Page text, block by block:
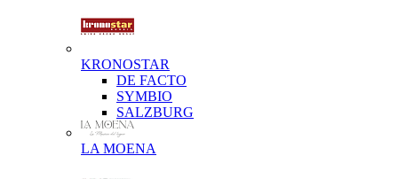
KRONOSTAR
DE FACTO
SYMBIO
SALZBURG
LA MOENA